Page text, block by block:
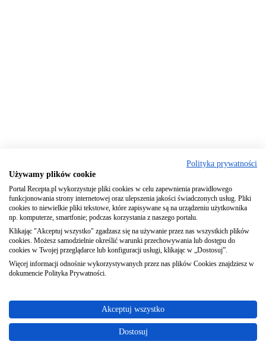
Polityka prywatności
Używamy plików cookie
Portal Recepta.pl wykorzystuje pliki cookies w celu zapewnienia prawidłowego
funkcjonowania strony internetowej oraz ulepszenia jakości świadczonych usług. Pliki
cookies to niewielkie pliki tekstowe, które zapisywane są na urządzeniu użytkownika
np. komputerze, smartfonie; podczas korzystania z naszego portalu.
Klikając "Akceptuj wszystko" zgadzasz się na używanie przez nas wszystkich plików
cookies. Możesz samodzielnie określić warunki przechowywania lub dostępu do
cookies w Twojej przeglądarce lub konfiguracji usługi, klikając w „Dostosuj”.
Więcej informacji odnośnie wykorzystywanych przez nas plików Cookies znajdziesz w
dokumencie Polityka Prywatności.
Akceptuj wszystko
Dostosuj